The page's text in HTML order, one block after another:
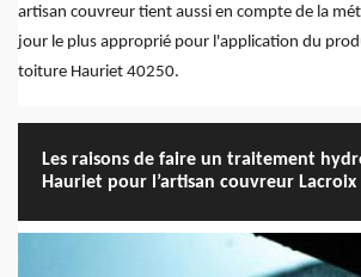
artisan couvreur tient aussi en compte de la
jour le plus approprié pour l'application du
toiture Hauriet 40250.
Les raisons de faire un traitement
Hauriet pour l’artisan couvreur